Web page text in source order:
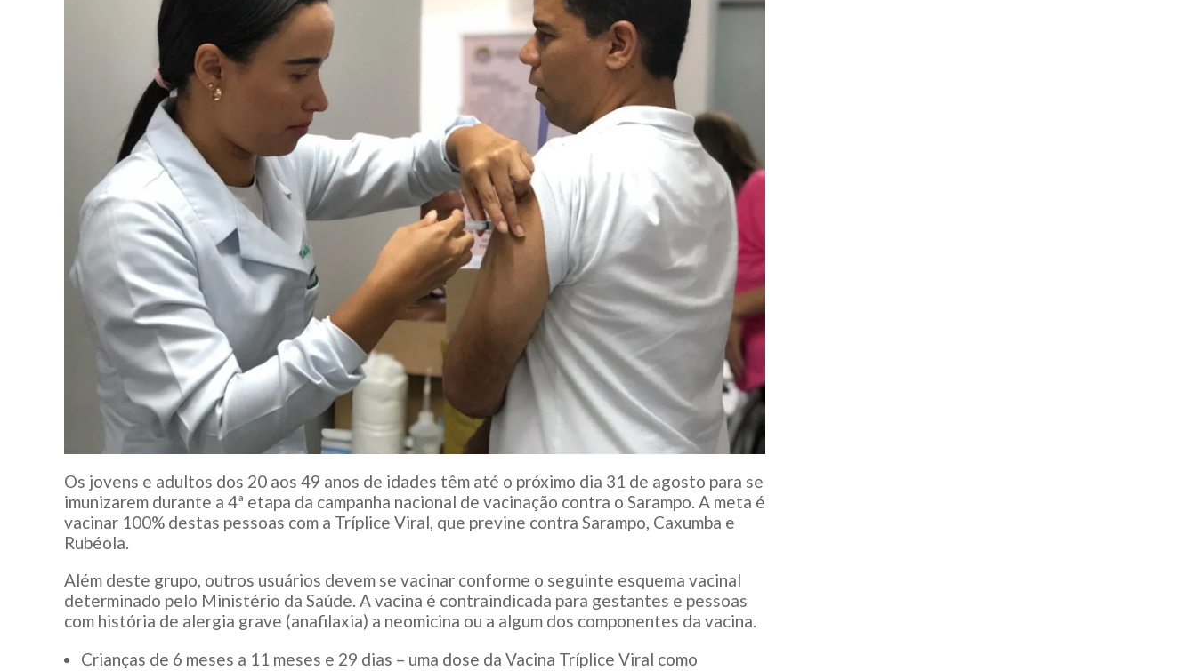
Os jovens e adultos dos 20 aos 49 anos de idades têm até o próximo dia 31 de agosto para se
imunizarem durante a 4ª etapa da campanha nacional de vacinação contra o Sarampo. A meta é
vacinar 100% destas pessoas com a Tríplice Viral, que previne contra Sarampo, Caxumba e
Rubéola.
Além deste grupo, outros usuários devem se vacinar conforme o seguinte esquema vacinal
determinado pelo Ministério da Saúde. A vacina é contraindicada para gestantes e pessoas
com história de alergia grave (anafilaxia) a neomicina ou a algum dos componentes da vacina.
Crianças de 6 meses a 11 meses e 29 dias – uma dose da Vacina Tríplice Viral como